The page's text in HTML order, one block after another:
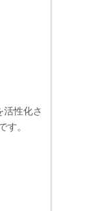
性化さ
す。